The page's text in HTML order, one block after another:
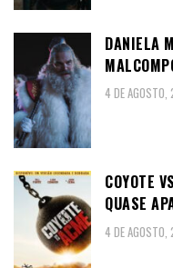
DANIELA
4 DE
COYOTE
QUASE
4 DE